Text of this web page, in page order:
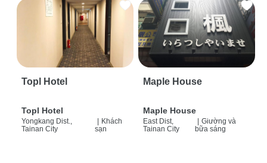
Topl Hotel
Topl Hotel
Yongkang Dist.,
Tainan City
| Khách
sạn
Maple House
Maple House
East Dist,
Tainan City
| Giường và
bữa sáng